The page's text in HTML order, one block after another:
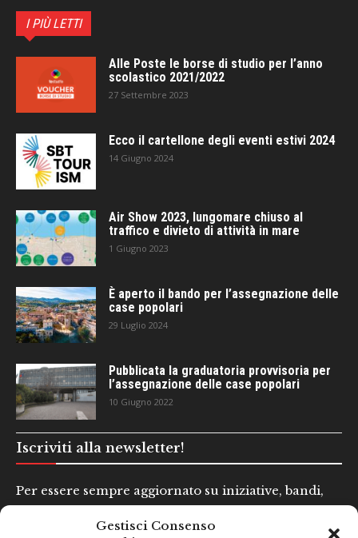
Gestisci Consenso
I PIÙ LETTI
Alle Poste le borse di studio per l’anno
scolastico 2021/2022
27 Settembre 2023
Ecco il cartellone degli eventi estivi 2024
14 Giugno 2024
Air Show 2023, lungomare chiuso al
traffico e divieto di attività in mare
1 Giugno 2023
È aperto il bando per l’assegnazione delle
case popolari
29 Luglio 2024
Pubblicata la graduatoria provvisoria per
l’assegnazione delle case popolari
10 Giugno 2022
Iscriviti alla newsletter!
Per essere sempre aggiornato su iniziative, bandi,